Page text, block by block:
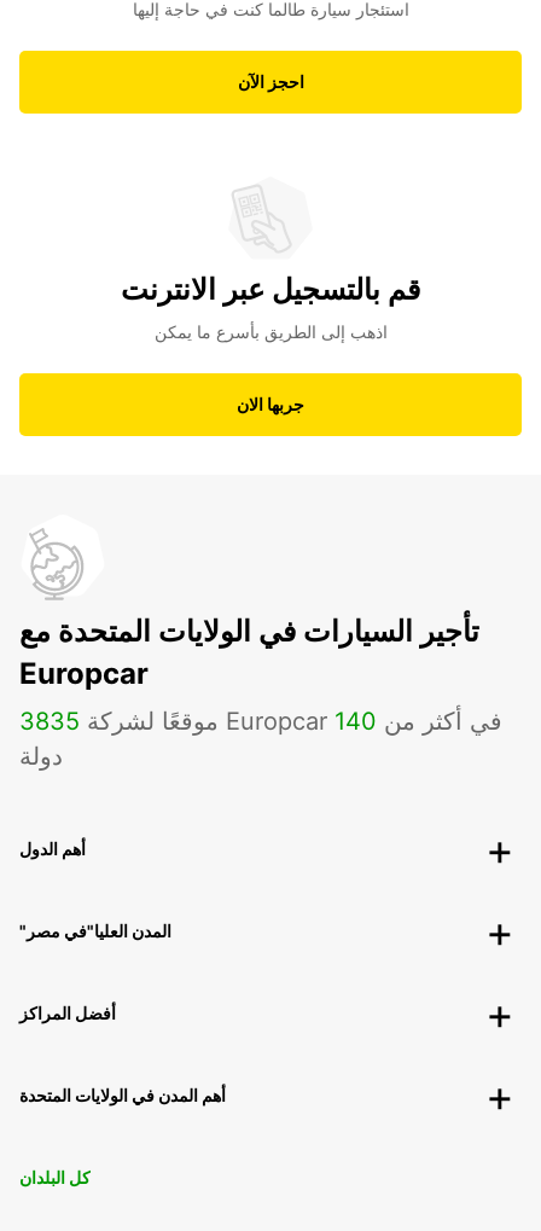
استئجار سيارة طالما كنت في حاجة إليها
احجز الآن
قم بالتسجيل عبر الانترنت
اذهب إلى الطريق بأسرع ما يمكن
جربها الان
تأجير السيارات في الولايات المتحدة مع
Europcar
3835 موقعًا لشركة Europcar في أكثر من 140
دولة
أهم الدول
"المدن العليا"في مصر
أفضل المراكز
أهم المدن في الولايات المتحدة
كل البلدان